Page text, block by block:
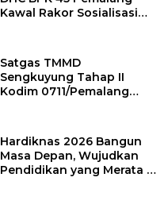
Kawal Rakor Sosialisasi
Satgas TMMD
Sengkuyung Tahap II
Kodim 0711/Pemalang
Kependudukan dan
Penyuluhan Pertanian
Hardiknas 2026 Bangun
Masa Depan, Wujudkan
Pendidikan yang Merata &